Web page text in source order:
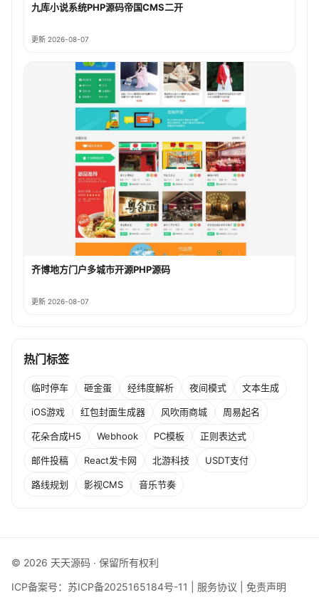
九库小说系统PHP源码帝国CMS二开
更新 2026-08-07
齐博地方门户多城市开源PHP源码
更新 2026-08-07
热门标签
临时停车 砸金蛋 经纬度解析 夜间模式 文本生成
iOS游戏 红包封面生成器 风吹雨商城 周易起名
花朵合成H5 Webhook PC模板 正则表达式
邮件投稿 React发卡网 北游科技 USDT支付
路线规划 影视CMS 音乐节奏
© 2026 天天源码 · 保留所有权利
ICP备案号： 苏ICP备2025165184号-11 服务协议 免责声明